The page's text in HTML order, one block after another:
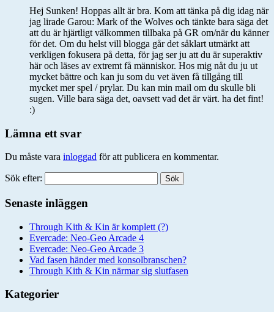
Hej Sunken! Hoppas allt är bra. Kom att tänka på dig idag när
jag lirade Garou: Mark of the Wolves och tänkte bara säga det
att du är hjärtligt välkommen tillbaka på GR om/när du känner
för det. Om du helst vill blogga går det såklart utmärkt att
verkligen fokusera på detta, för jag ser ju att du är superaktiv
här och läses av extremt få människor. Hos mig nåt du ju ut
mycket bättre och kan ju som du vet även få tillgång till
mycket mer spel / prylar. Du kan min mail om du skulle bli
sugen. Ville bara säga det, oavsett vad det är värt. ha det fint!
:)
Lämna ett svar
Du måste vara inloggad för att publicera en kommentar.
Sök efter:
Senaste inläggen
Through Kith & Kin är komplett (?)
Evercade: Neo-Geo Arcade 4
Evercade: Neo-Geo Arcade 3
Vad fasen händer med konsolbranschen?
Through Kith & Kin närmar sig slutfasen
Kategorier